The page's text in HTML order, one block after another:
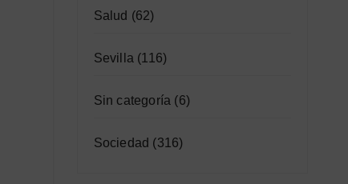
Salud (62)
Sevilla (116)
Sin categoría (6)
Sociedad (316)